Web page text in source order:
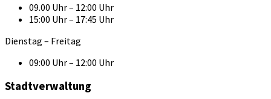
09.00 Uhr – 12:00 Uhr
15:00 Uhr – 17:45 Uhr
Dienstag – Freitag
09:00 Uhr – 12:00 Uhr
Stadtverwaltung